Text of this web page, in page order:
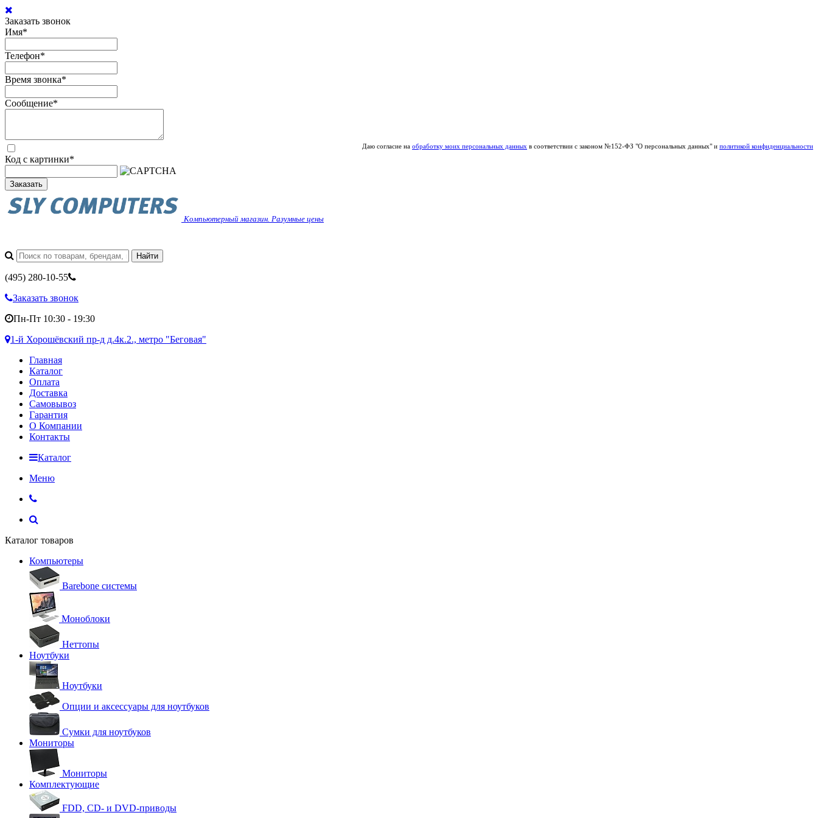
Заказать звонок
Имя*
Телефон*
Время звонка*
Сообщение*
Даю согласие на обработку моих персональных данных в соответствии с законом №152-ФЗ "О персональных данных" и политикой конфиденциальности
Код с картинки*
Заказать
Компьютерный магазин. Разумные цены
(495) 280-10-55
Заказать звонок
Пн-Пт 10:30 - 19:30
1-й Хорошёвский пр-д д.4к.2., метро "Беговая"
Главная
Каталог
Оплата
Доставка
Самовывоз
Гарантия
О Компании
Контакты
Каталог
Меню
Каталог товаров
Компьютеры
Barebone системы
Моноблоки
Неттопы
Ноутбуки
Ноутбуки
Опции и аксессуары для ноутбуков
Сумки для ноутбуков
Мониторы
Мониторы
Комплектующие
FDD, CD- и DVD-приводы